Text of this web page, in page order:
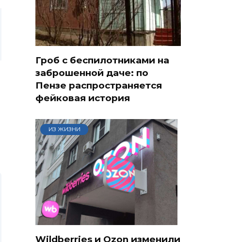
Гроб с беспилотниками на
заброшенной даче: по
Пензе распространяется
фейковая история
ИЗ ЖИЗНИ
Wildberries и Ozon изменили